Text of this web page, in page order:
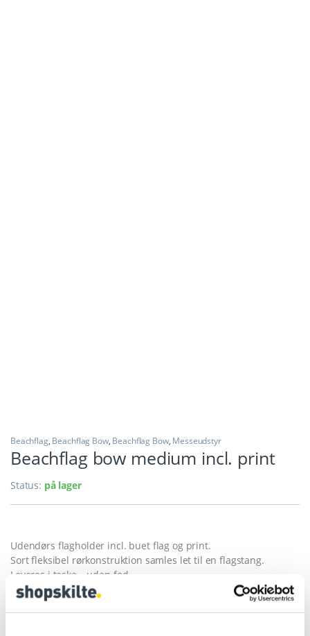
Beachflag, Beachflag Bow, Beachflag Bow, Messeudstyr
Beachflag bow medium incl. print
Status: på lager
Udendørs flagholder incl. buet flag og print.
Sort fleksibel rørkonstruktion samles let til en flagstang.
Leveres i taske – uden fod.
Bestil fod her
Bestilling banner- se nedenstående